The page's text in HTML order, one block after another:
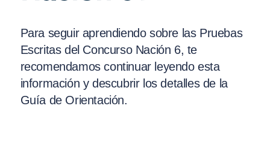
Para seguir aprendiendo sobre las Pruebas
Escritas del Concurso Nación 6, te
recomendamos continuar leyendo esta
información y descubrir los detalles de la
Guía de Orientación.